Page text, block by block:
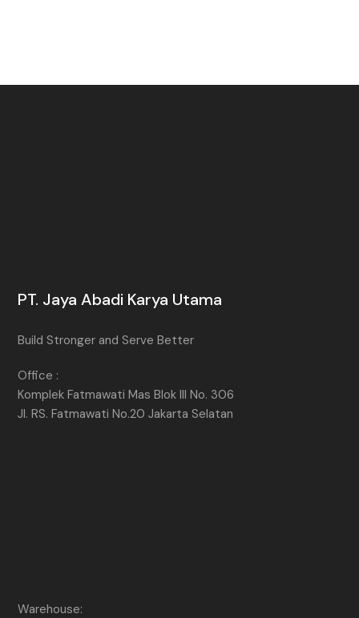
PT. Jaya Abadi Karya Utama
Build Stronger and Serve Better
Office :
Komplek Fatmawati Mas Blok III No. 306
Jl. RS. Fatmawati No.20 Jakarta Selatan
Warehouse: